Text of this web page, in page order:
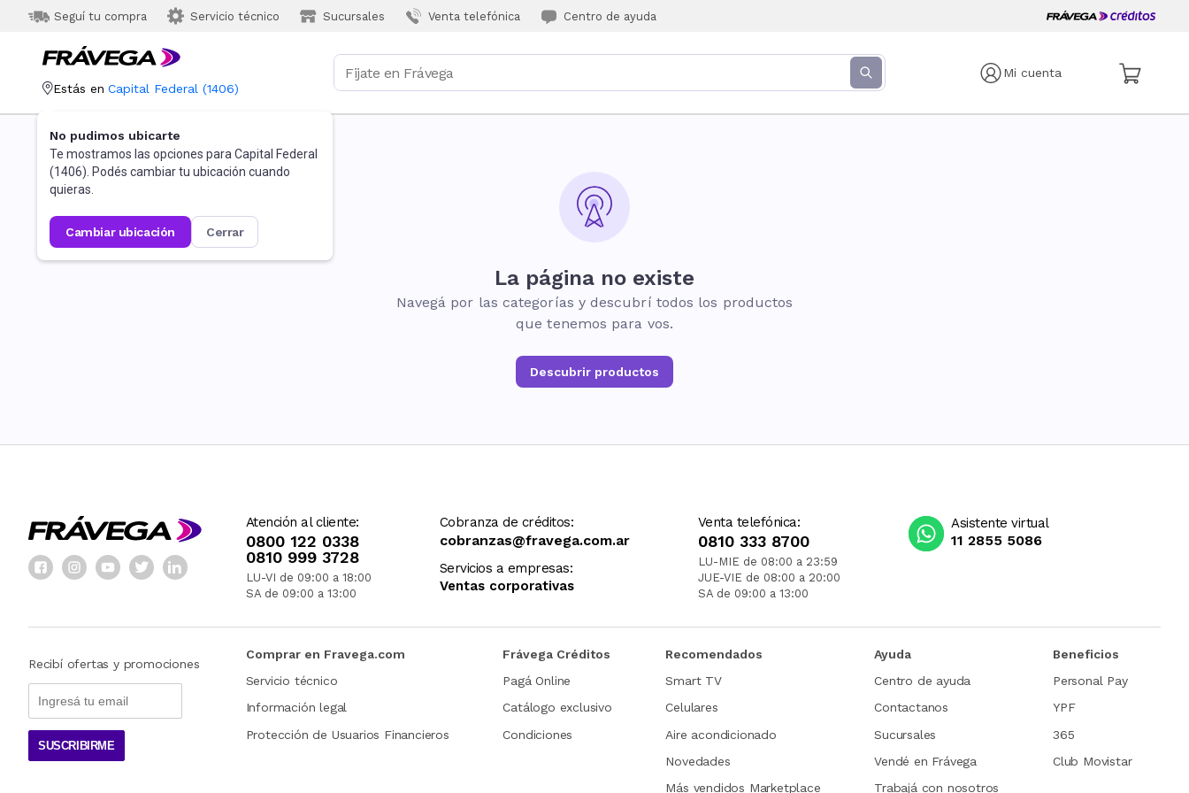
Seguí tu compra Servicio técnico Sucursales Venta telefónica Centro de ayuda
Mi cuenta
Estás en Capital Federal (1406)
No pudimos ubicarte
Te mostramos las opciones para Capital Federal
(1406). Podés cambiar tu ubicación cuando
quieras.
cambiar ubicación cerrar
La página no existe
Navegá por las categorías y descubrí todos los productos
que tenemos para vos.
Descubrir productos
Atención al cliente:
0800 122 0338
0810 999 3728
LU-VI de 09:00 a 18:00
SA de 09:00 a 13:00
Cobranza de créditos:
cobranzas@fravega.com.ar
Servicios a empresas:
Ventas corporativas
Venta telefónica:
0810 333 8700
LU-MIE de 08:00 a 23:59
JUE-VIE de 08:00 a 20:00
SA de 09:00 a 13:00
Asistente virtual
11 2855 5086
Recibí ofertas y promociones
SUSCRIBIRME
Comprar en Fravega.com
Servicio técnico
Información legal
Protección de Usuarios Financieros
Frávega Créditos
Pagá Online
Catálogo exclusivo
Condiciones
Recomendados
Smart TV
Celulares
Aire acondicionado
Novedades
Más vendidos Marketplace
Ayuda
Centro de ayuda
Contactanos
Sucursales
Vendé en Frávega
Trabajá con nosotros
Beneficios
Personal Pay
YPF
365
Club Movistar